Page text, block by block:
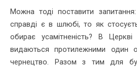
Можна тоді поставити
справді є в шлюбі, то як
обирає усамітненість? В
видаються протилежними
чернецтво. Разом з тим для